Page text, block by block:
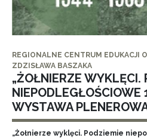
REGIONALNE CENTRUM EDUKACJI
ZDZISŁAWA BASZAKA
„ŻOŁNIERZE WYKLĘCI.
WYSTAWA
„Żołnierze wyklęci. Podziemie